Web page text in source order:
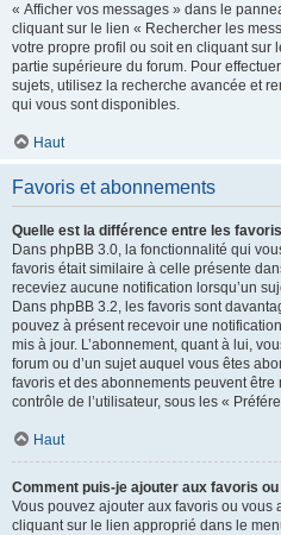
« Afficher vos messages » dans le
cliquant sur le lien « Rechercher les
votre propre profil ou soit en cliquant sur
partie supérieure du forum. Pour
sujets, utilisez la recherche avancée et
qui vous sont disponibles.
Haut
Favoris et abonnements
Quelle est la différence entre les
Dans phpBB 3.0, la fonctionnalité qui
favoris était similaire à celle présente
receviez aucune notification lorsqu’un
Dans phpBB 3.2, les favoris sont
pouvez à présent recevoir une
mis à jour. L’abonnement, quant à lui,
forum ou d’un sujet auquel vous êtes
favoris et des abonnements peuvent
contrôle de l’utilisateur, sous les «
Haut
Comment puis-je ajouter aux favoris
Vous pouvez ajouter aux favoris ou vous
cliquant sur le lien approprié dans le